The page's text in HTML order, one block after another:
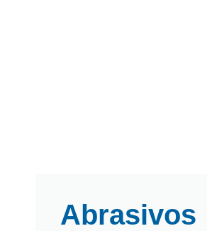
Abrasivos